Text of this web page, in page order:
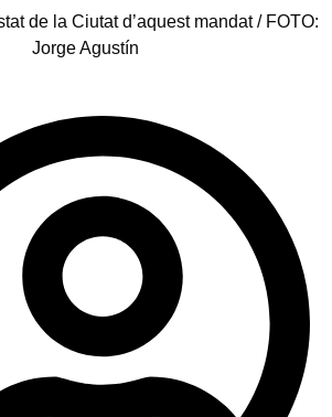
de la Ciutat d’aquest mandat / FOTO:
Jorge Agustín